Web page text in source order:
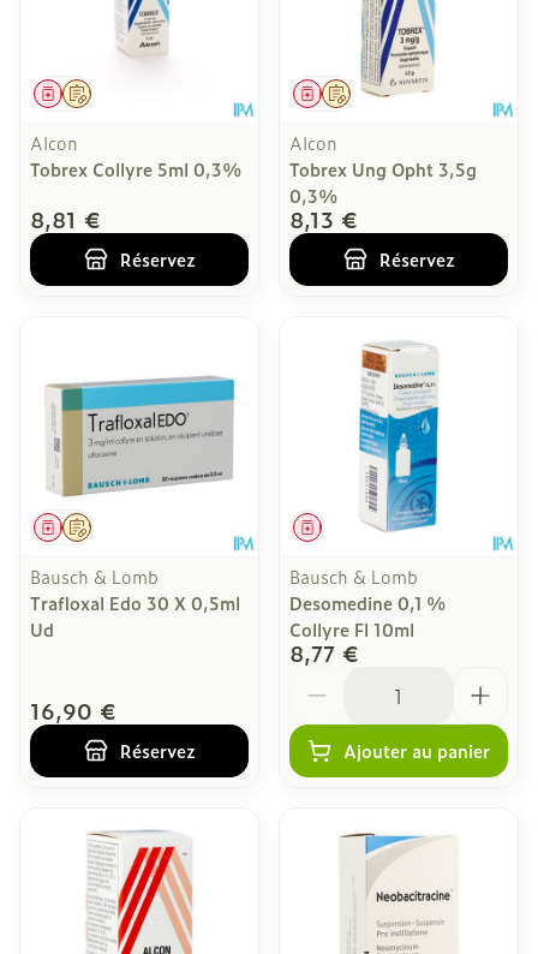
Sur prescription
Médicament
Alcon
Tobrex Collyre 5ml 0,3%
8,81 €
Réservez
Sur prescription
Médicament
Alcon
Tobrex Ung Opht 3,5g
0,3%
8,13 €
Réservez
Sur prescription
Médicament
Bausch & Lomb
Trafloxal Edo 30 X 0,5ml
Ud
16,90 €
Réservez
Médicament
Bausch & Lomb
Desomedine 0,1 %
Collyre Fl 10ml
8,77 €
Ajouter au panier